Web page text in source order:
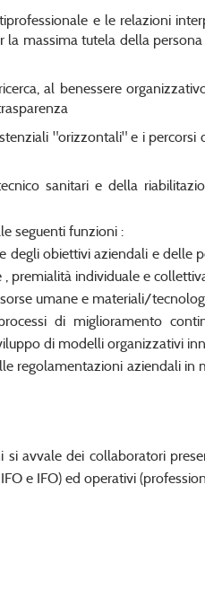
e le relazioni
la massima tutela della
al benessere
"orizzontali" e i
sanitari e della
seguenti funzioni :
degli obiettivi aziendali e delle
premialità individuale e
umane e materiali/
di miglioramento
di modelli organizzativi
regolamentazioni aziendali in
si avvale dei collaboratori
e IFO) ed operativi